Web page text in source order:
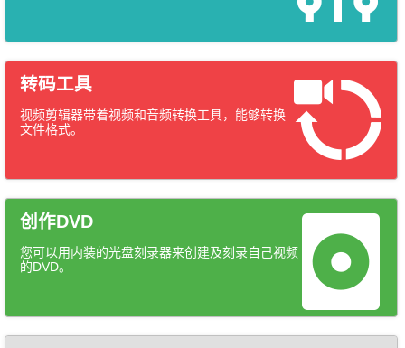
转码工具
视频剪辑器带着视频和音频转换工具，能够转换
文件格式。
创作DVD
您可以用内装的光盘刻录器来创建及刻录自己视频
的DVD。